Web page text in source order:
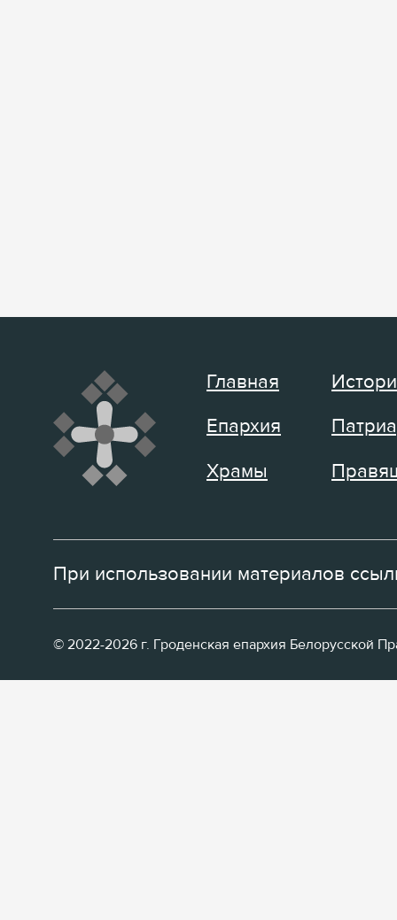
Главная
Епархия
Храмы
При использовании материалов
© 2022-2026 г. Гроденская епархия Белорусской